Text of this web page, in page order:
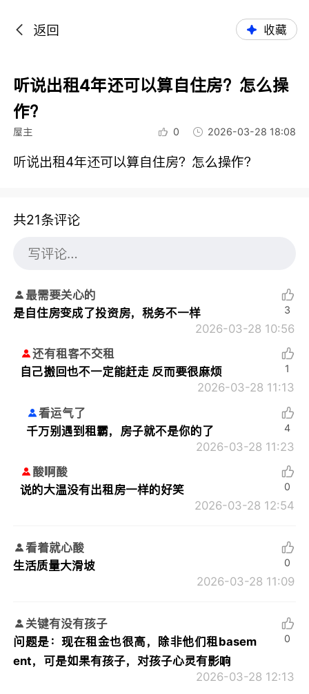
返回 收藏
听说出租4年还可以算自住房？怎么操
作？
屋主 0 2026-03-28 18:08
听说出租4年还可以算自住房？怎么操作？
共21条评论
最需要关心的
是自住房变成了投资房，税务不一样
2026-03-28 10:56
3
还有租客不交租
自己搬回也不一定能赶走 反而要很麻烦
2026-03-28 11:13
1
看运气了
千万别遇到租霸，房子就不是你的了
2026-03-28 11:23
4
酸啊酸
说的大温没有出租房一样的好笑
2026-03-28 12:54
0
看着就心酸
生活质量大滑坡
2026-03-28 11:09
0
关键有没有孩子
问题是：现在租金也很高，除非他们租basem
ent，可是如果有孩子，对孩子心灵有影响
2026-03-28 12:13
0